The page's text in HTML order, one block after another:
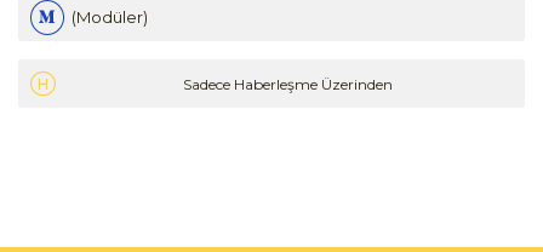
(Modüler)
Sadece Haberleşme Üzerinden